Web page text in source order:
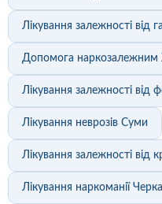
Лікування залежності від
Допомога
Лікування залежності від
Лікування неврозів Суми
Лікування залежності від
Лікування наркоманії